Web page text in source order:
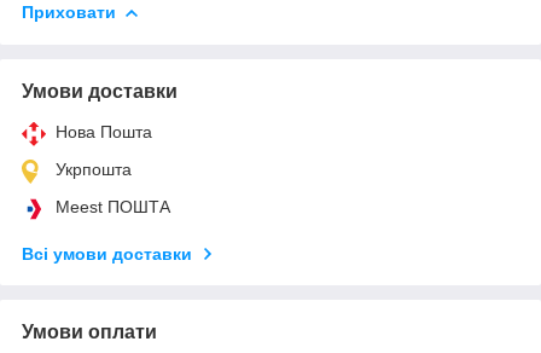
Приховати
Умови доставки
Нова Пошта
Укрпошта
Meest ПОШТА
Всі умови доставки
Умови оплати